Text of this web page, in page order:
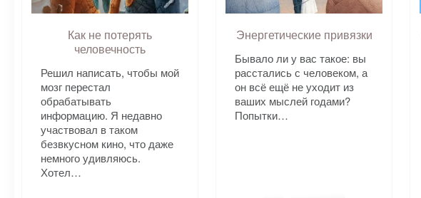
Как не потерять
человечность
Решил написать, чтобы мой
мозг перестал
обрабатывать
информацию. Я недавно
участвовал в таком
безвкусном кино, что даже
немного удивляюсь.
Хотел…
Энергетические привязки
Бывало ли у вас такое: вы
расстались с человеком, а
он всё ещё не уходит из
ваших мыслей годами?
Попытки…